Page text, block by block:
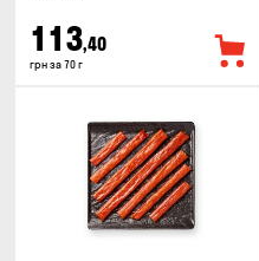
113,40
грн за 70 г